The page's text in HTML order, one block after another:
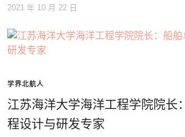
2021 年 10 月 22 日
学界北航人
江苏海洋大学海洋工程学院院长
程设计与研发专家